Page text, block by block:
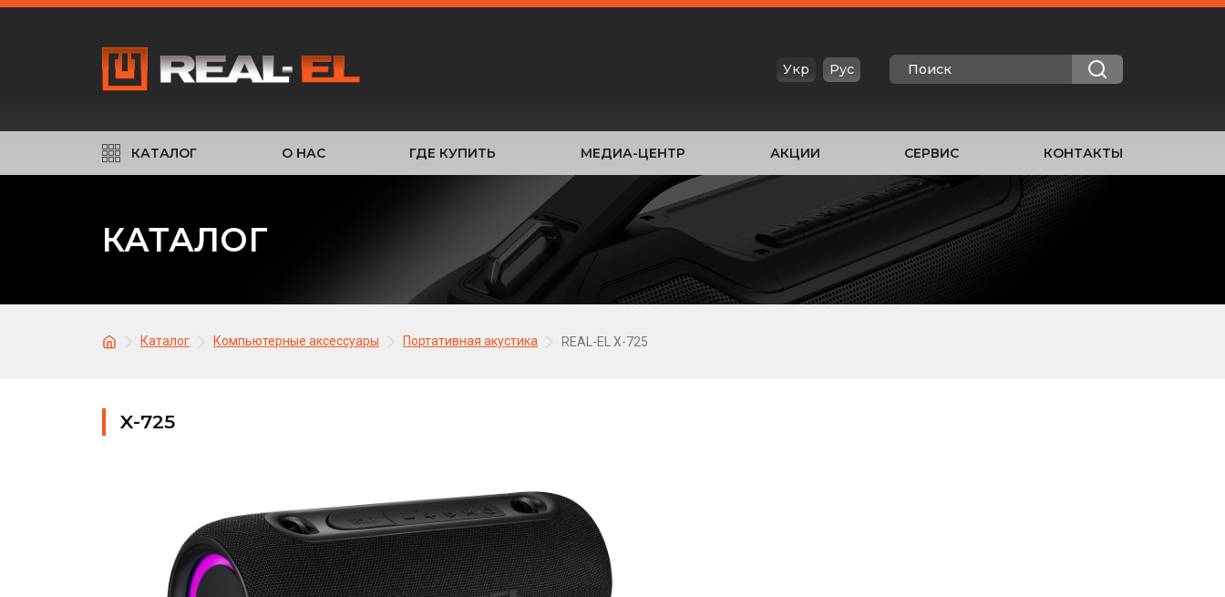
Укр Рус
КАТАЛОГ О НАС ГДЕ КУПИТЬ МЕДИА-ЦЕНТР АКЦИИ СЕРВИС КОНТАКТЫ
КАТАЛОГ
Каталог Компьютерные аксессуары Портативная акустика REAL-EL X-725
X-725